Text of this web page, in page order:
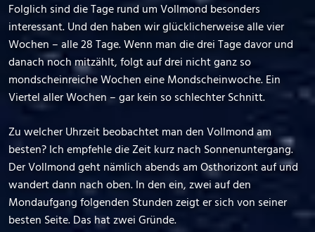
Folglich sind die Tage rund um Vollmond besonders
interessant. Und den haben wir glücklicherweise alle vier
Wochen – alle 28 Tage. Wenn man die drei Tage davor und
danach noch mitzählt, folgt auf drei nicht ganz so
mondscheinreiche Wochen eine Mondscheinwoche. Ein
Viertel aller Wochen – gar kein so schlechter Schnitt.
Zu welcher Uhrzeit beobachtet man den Vollmond am
besten? Ich empfehle die Zeit kurz nach Sonnenuntergang.
Der Vollmond geht nämlich abends am Osthorizont auf und
wandert dann nach oben. In den ein, zwei auf den
Mondaufgang folgenden Stunden zeigt er sich von seiner
besten Seite. Das hat zwei Gründe.